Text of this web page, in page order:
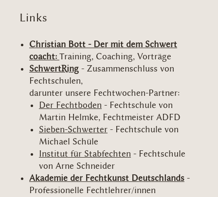
Links
Christian Bott - Der mit dem Schwert
coacht: Training, Coaching, Vorträge
SchwertRing - Zusammenschluss von
Fechtschulen,
darunter unsere Fechtwochen-Partner:
Der Fechtboden - Fechtschule von
Martin Helmke, Fechtmeister ADFD
Sieben-Schwerter - Fechtschule von
Michael Schüle
Institut für Stabfechten - Fechtschule
von Arne Schneider
Akademie der Fechtkunst Deutschlands -
Professionelle Fechtlehrer/innen